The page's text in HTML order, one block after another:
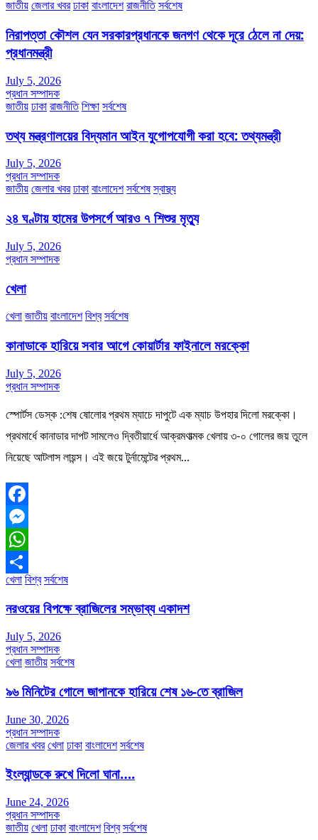
জাতীয় জেলার খবর ঢাকা বাংলাদেশ রাজনীতি সর্বশেষ
নিরাপত্তা কৌশল যেন সরকারপ্রধানকে জনগণ থেকে দূরে ঠেলে না দেয়:
প্রধানমন্ত্রী
July 5, 2026
প্রধান সম্পাদক
জাতীয় ঢাকা রাজনীতি শিক্ষা সর্বশেষ
তথ্য মন্ত্রণালয়ের বিদ্যমান আইন যুগোপযোগী করা হবে: তথ্যমন্ত্রী
July 5, 2026
প্রধান সম্পাদক
জাতীয় জেলার খবর ঢাকা বাংলাদেশ সর্বশেষ স্বাস্থ্য
২৪ ঘণ্টায় হামের উপসর্গে আরও ৭ শিশুর মৃত্যু
July 5, 2026
প্রধান সম্পাদক
খেলা
খেলা জাতীয় বাংলাদেশ বিশ্ব সর্বশেষ
কানাডাকে হারিয়ে সবার আগে কোয়ার্টার ফাইনালে মরক্কো
July 5, 2026
প্রধান সম্পাদক
স্পোর্টস ডেস্ক :শেষ ষোলোর প্রথম ম্যাচে দাপুটে এক ম্যাচ উপহার দিলো মরক্কো।
প্রথমার্ধে কানাডার দাপট সামলেও দ্বিতীয়ার্ধে আক্রমণাত্মক খেলায় ৩-০ গোলের জয় তুলে
নিয়েছে আটলাস লায়ন্স। এই জয়ে টুর্নামেন্টের প্রথম…
Facebook
Messenger
WhatsApp
Share
খেলা বিশ্ব সর্বশেষ
নরওয়ের বিপক্ষে ব্রাজিলের সম্ভাব্য একাদশ
July 5, 2026
প্রধান সম্পাদক
খেলা জাতীয় সর্বশেষ
৯৬ মিনিটের গোলে জাপানকে হারিয়ে শেষ ১৬-তে ব্রাজিল
June 30, 2026
প্রধান সম্পাদক
জেলার খবর খেলা ঢাকা বাংলাদেশ সর্বশেষ
ইংল্যান্ডকে রুখে দিলো ঘানা….
June 24, 2026
প্রধান সম্পাদক
জাতীয় খেলা ঢাকা বাংলাদেশ বিশ্ব সর্বশেষ